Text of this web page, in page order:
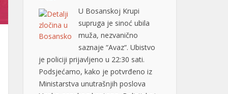
je policiji prijavljeno u 22:30 sati.
Podsjećamo, kako je potvrđeno iz
Ministarstva unutrašnjih poslova
Unsko-sanskog kantona, Policijskoj
stanici Bosanska Krupa prijavljeno je
da se u porodičnoj kući, u vlasništvu
Š.H., rođen 1962., nalazi tijelo